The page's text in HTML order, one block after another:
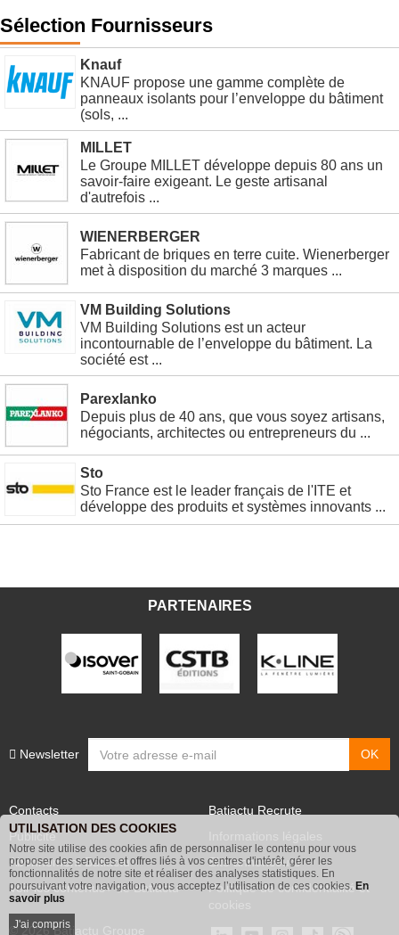
Sélection Fournisseurs
Knauf
KNAUF propose une gamme complète de
panneaux isolants pour l’enveloppe du bâtiment
(sols, ...
MILLET
Le Groupe MILLET développe depuis 80 ans un
savoir-faire exigeant. Le geste artisanal
d'autrefois ...
WIENERBERGER
Fabricant de briques en terre cuite. Wienerberger
met à disposition du marché 3 marques ...
VM Building Solutions
VM Building Solutions est un acteur
incontournable de l’enveloppe du bâtiment. La
société est ...
Parexlanko
Depuis plus de 40 ans, que vous soyez artisans,
négociants, architectes ou entrepreneurs du ...
Sto
Sto France est le leader français de l'ITE et
développe des produits et systèmes innovants ...
PARTENAIRES
Newsletter
Contacts
Publicité
Abonnement Batiactu
Voir les contenus+ de Batiactu
Batiactu Recrute
Site annonceurs
Politique de confidentialité et
© 2026 Batiactu Groupe
UTILISATION DES COOKIES
Notre site utilise des cookies afin de personnaliser le contenu pour vous
proposer des services et offres liés à vos centres d'intérêt, gérer les
fonctionnalités de notre site et réaliser des analyses statistiques. En
poursuivant votre navigation, vous acceptez l’utilisation de ces cookies. En
savoir plus
J'ai compris